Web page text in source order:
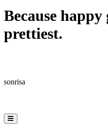
Because
prettiest.
sonrisa